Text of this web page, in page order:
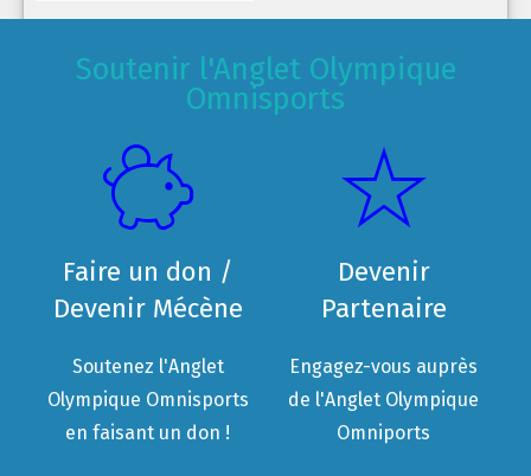
Soutenir l'Anglet Olympique
Omnisports
Faire un don /
Devenir Mécène
Soutenez l'Anglet
Olympique Omnisports
en faisant un don !
Devenir
Partenaire
Engagez-vous auprès
de l'Anglet Olympique
Omniports